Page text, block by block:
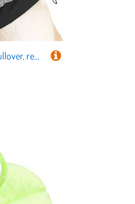
MEIBAOGE Hunde-Kapuzenpullover, reflektierend, geräuschunterdrückend, Kopfsack, Angstlinderung für Hunde, Hämatom-Heilung